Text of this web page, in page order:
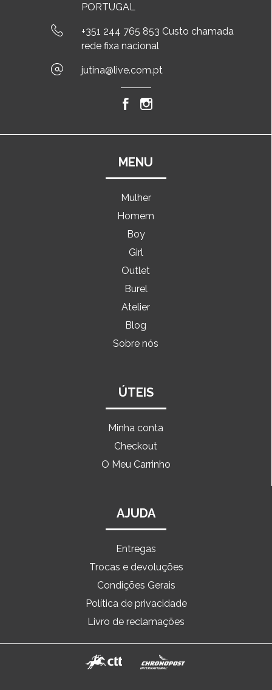
PORTUGAL
+351 244 765 853 Custo chamada
rede fixa nacional
jutina@live.com.pt
MENU
Mulher
Homem
Boy
Girl
Outlet
Burel
Atelier
Blog
Sobre nós
ÚTEIS
Minha conta
Checkout
O Meu Carrinho
AJUDA
Entregas
Trocas e devoluções
Condições Gerais
Política de privacidade
Livro de reclamações